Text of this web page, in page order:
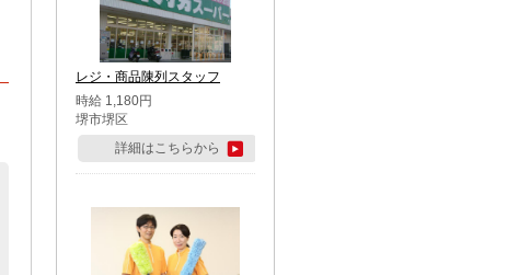
レジ・商品陳列スタッフ
時給 1,180円
堺市堺区
詳細はこちらから